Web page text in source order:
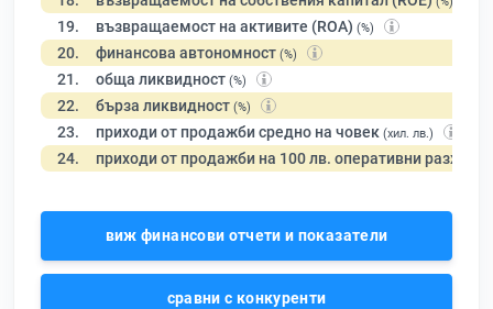
19. възвращаемост на активите (ROA) (%)
20. финансова автономност (%)
21. обща ликвидност (%)
22. бърза ликвидност (%)
23. приходи от продажби средно на човек (хил. лв.)
24. приходи от продажби на 100 лв. оперативни разходи
виж финансови отчети и показатели
сравни с конкуренти